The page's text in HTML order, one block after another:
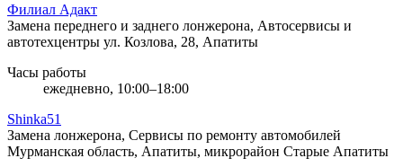
Филиал Адакт
Замена переднего и заднего лонжерона, Автосервисы и
автотехцентры ул. Козлова, 28, Апатиты
Часы работы
ежедневно, 10:00–18:00
Shinka51
Замена лонжерона, Сервисы по ремонту автомобилей
Мурманская область, Апатиты, микрорайон Старые Апатиты